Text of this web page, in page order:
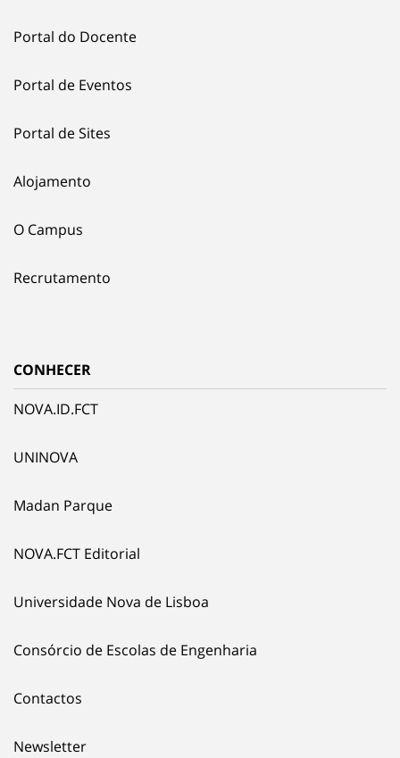
Portal do Docente
Portal de Eventos
Portal de Sites
Alojamento
O Campus
Recrutamento
CONHECER
NOVA.ID.FCT
UNINOVA
Madan Parque
NOVA.FCT Editorial
Universidade Nova de Lisboa
Consórcio de Escolas de Engenharia
Contactos
Newsletter